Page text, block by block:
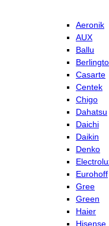
Aeronik
AUX
Ballu
Casarte
Centek
Chigo
Dahatsu
Daichi
Daikin
Denko
Eurohoff
Gree
Green
Haier
Hisense